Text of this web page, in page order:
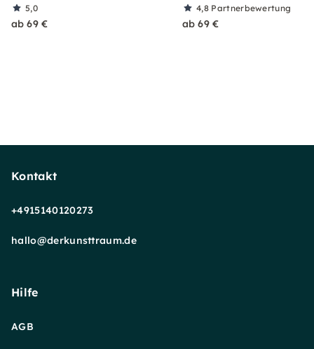
5,0
ab 69 €
4,8 Partnerbewertung
ab 69 €
Kontakt
+4915140120273
hallo@derkunsttraum.de
Hilfe
AGB